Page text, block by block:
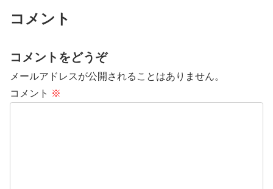
コメント
コメントをどうぞ
メールアドレスが公開されることはありません。
コメント ※